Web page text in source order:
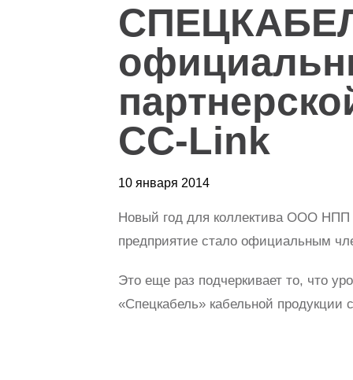
СС-Link
10 января 2014
Новый год для коллектива ООО НПП
предприятие стало официальным
Это еще раз подчеркивает то, что
«Спецкабель» кабельной продукции